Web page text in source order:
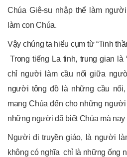
Chúa Giê-su nhập thể làm
làm con Chúa.
Vậy chúng ta hiểu cụm từ “Tinh
Trong tiếng La tinh, trung gian là
chỉ người làm cầu nối giữa
người tông đồ là những cầu
mang Chúa đến cho những
những người đã biết Chúa mà nay
Người đi truyền giáo, là người
không có nghĩa chỉ là những ống